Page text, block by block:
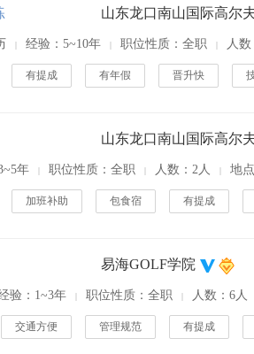
山东龙口南山国际高尔
| 经验：5~10年 | 职位性质：全职 | 人数
有提成 有年假 晋升快
山东龙口南山国际高尔
年 | 职位性质：全职 | 人数：2人 | 地
加班补助 包食宿 有提成
易海GOLF学院
验：1~3年 | 职位性质：全职 | 人数：6人
交通方便 管理规范 有提成